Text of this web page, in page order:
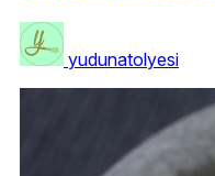
yudunatolyesi